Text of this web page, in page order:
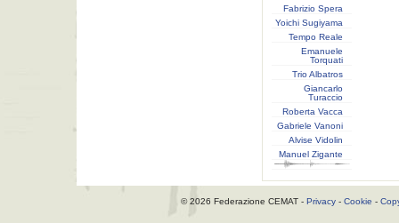
Fabrizio Spera
Yoichi Sugiyama
Tempo Reale
Emanuele
Torquati
Trio Albatros
Giancarlo
Turaccio
Roberta Vacca
Gabriele Vanoni
Alvise Vidolin
Manuel Zigante
© 2026 Federazione CEMAT - Privacy - Cookie -